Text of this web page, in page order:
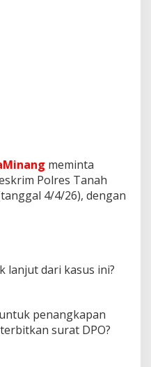
meminta
Polres Tanah
4/4/26), dengan
lanjut dari kasus ini?
penangkapan
surat DPO?